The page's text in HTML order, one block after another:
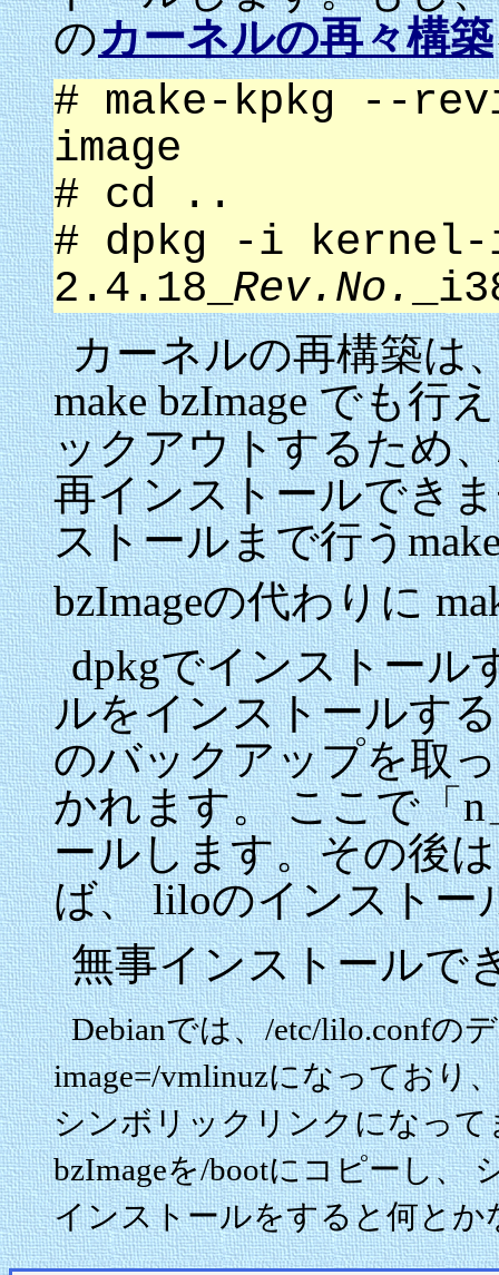
のカーネルの再々構築
# make-kpkg --
image
# cd ..
# dpkg -i kernel-
2.4.18_Rev.No.
カーネルの再構築は
make bzImage でも行
ックアウトするため
再インストールでき
ストールまで行う
bzImageの代わりに
dpkgでインストール
ルをインストールす
のバックアップを取
かれます。 ここで「
ールします。その後
ば、 liloのインストー
無事インストールで
Debianでは、/etc/lilo.confの
image=/vmlinuzになっており
シンボリックリンクになって
bzImageを/bootにコピーし、
インストールをすると何と